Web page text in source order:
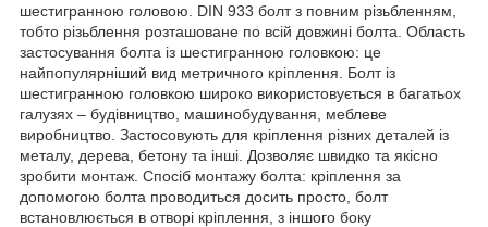
шестигранною головою. DIN 933 болт з повним різьбленням,
тобто різьблення розташоване по всій довжині болта. Область
застосування болта із шестигранною головкою: це
найпопулярніший вид метричного кріплення. Болт із
шестигранною головкою широко використовується в багатьох
галузях – будівництво, машинобудування, меблеве
виробництво. Застосовують для кріплення різних деталей із
металу, дерева, бетону та інші. Дозволяє швидко та якісно
зробити монтаж. Спосіб монтажу болта: кріплення за
допомогою болта проводиться досить просто, болт
встановлюється в отворі кріплення, з іншого боку